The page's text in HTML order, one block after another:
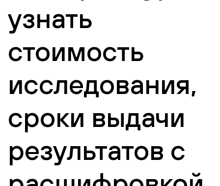
узнать
стоимость
исследования,
сроки выдачи
результатов с